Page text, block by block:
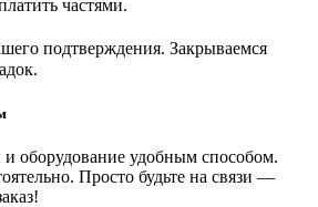
частями.
подтверждения. Закрываемся
оборудование удобным способом.
Просто будьте на связи —